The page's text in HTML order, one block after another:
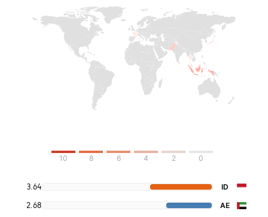
0
2
4
6
8
10
ID
3.64
AE
2.68